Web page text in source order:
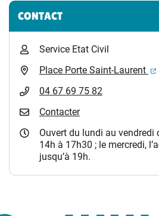
Informations
CONTACT
Service Etat Civil
Place Porte Saint-Laurent
04 67 69 75 82
Contacter
Ouvert du lundi au vendredi
14h à 17h30 ; le mercredi,
jusqu’à 19h.